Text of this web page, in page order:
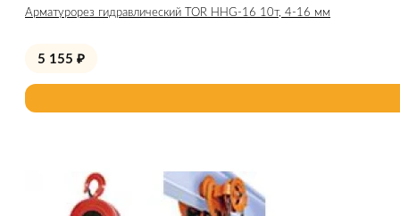
Арматурорез гидравлический TOR HHG-16 10т, 4-16 мм
5 155 ₽